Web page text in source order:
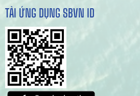
TẢI ỨNG DỤNG SBVN ID